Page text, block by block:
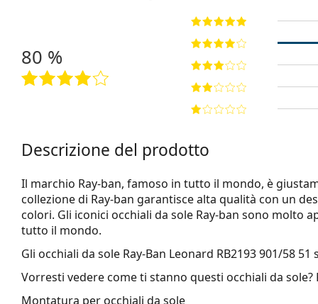
80 %
Descrizione del prodotto
Il marchio Ray-ban, famoso in tutto il mondo, è
collezione di Ray-ban garantisce alta qualità con un
colori. Gli iconici occhiali da sole Ray-ban sono molto
tutto il mondo.
Gli occhiali da sole Ray-Ban Leonard RB2193 901/58 51
Vorresti vedere come ti stanno questi occhiali da
Montatura per occhiali da sole